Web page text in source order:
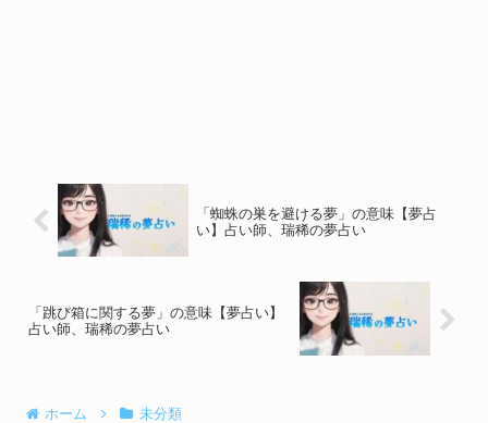
「蜘蛛の巣を避ける夢」の意味【夢占
い】占い師、瑞稀の夢占い
「跳び箱に関する夢」の意味【夢占い】
占い師、瑞稀の夢占い
ホーム 未分類